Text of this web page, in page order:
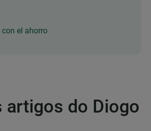
el ahorro
artigos do Diogo